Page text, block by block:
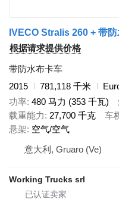
IVECO Stralis 260 + 带
根据请求提供价格
带防水布卡车
2015
781,118 千米
功率 480 马力 (353 千瓦)
载重能力
27,700 千克 车
悬架 空气/空气
意大利, Gruaro (Ve)
Working Trucks srl